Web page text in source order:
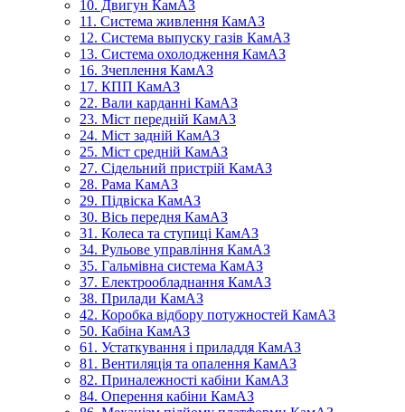
10. Двигун КамАЗ
11. Система живлення КамАЗ
12. Система выпуску газів КамАЗ
13. Система охолодження КамАЗ
16. Зчеплення КамАЗ
17. КПП КамАЗ
22. Вали карданні КамАЗ
23. Міст передній КамАЗ
24. Міст задній КамАЗ
25. Міст средній КамАЗ
27. Сідельний пристрій КамАЗ
28. Рама КамАЗ
29. Підвіска КамАЗ
30. Вісь передня КамАЗ
31. Колеса та ступиці КамАЗ
34. Рульове управління КамАЗ
35. Гальмівна система КамАЗ
37. Електрообладнання КамАЗ
38. Прилади КамАЗ
42. Коробка відбору потужностей КамАЗ
50. Кабіна КамАЗ
61. Устаткування і приладдя КамАЗ
81. Вентиляція та опалення КамАЗ
82. Приналежності кабіни КамАЗ
84. Оперення кабіни КамАЗ